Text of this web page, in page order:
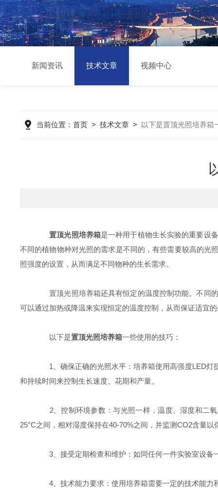
新闻资讯 技术文章 视频中心
当前位置： 首页> 技术文章> 以下是置顶光照培养箱
置顶光照培养箱是一种用于植物生长实验的重要设
不同的植物物种对光照的需求是不同的，有些需要较高的光
照强度的设置，从而满足不同物种的生长需求。
置顶光照培养箱还具有恒定的温度控制功能。不同的
可以通过加热或降温来实现恒定的温度控制，从而保证适宜
以下是置顶光照培养箱一些使用的技巧：
1、确保正确的光照水平：培养箱使用高强度LED灯
和持续时间来控制生长速度、花期和产量。
2、控制环境参数：与光照一样，温度、湿度和二氧
25°C之间，相对湿度保持在40-70%之间，并监测CO2含量以
3、接受定期检查和维护：如同任何一件实验室设备
4、技术能力要求：使用培养箱需要一定的技术能力